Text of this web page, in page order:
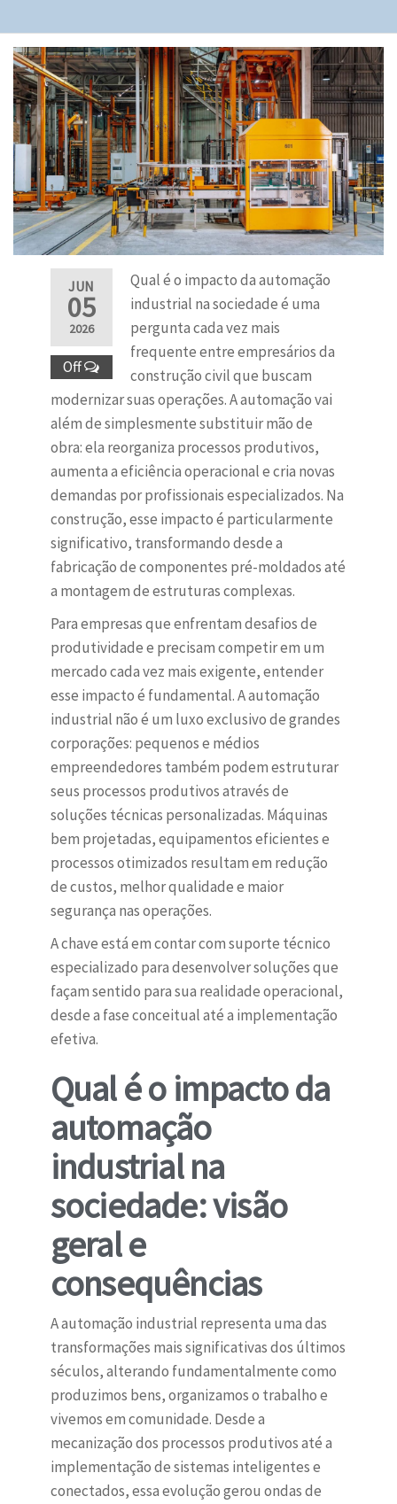
JUN
05
2026
Off
Qual é o impacto da automação
industrial na sociedade é uma
pergunta cada vez mais
frequente entre empresários da
construção civil que buscam
modernizar suas operações. A automação vai
além de simplesmente substituir mão de
obra: ela reorganiza processos produtivos,
aumenta a eficiência operacional e cria novas
demandas por profissionais especializados. Na
construção, esse impacto é particularmente
significativo, transformando desde a
fabricação de componentes pré-moldados até
a montagem de estruturas complexas.
Para empresas que enfrentam desafios de
produtividade e precisam competir em um
mercado cada vez mais exigente, entender
esse impacto é fundamental. A automação
industrial não é um luxo exclusivo de grandes
corporações: pequenos e médios
empreendedores também podem estruturar
seus processos produtivos através de
soluções técnicas personalizadas. Máquinas
bem projetadas, equipamentos eficientes e
processos otimizados resultam em redução
de custos, melhor qualidade e maior
segurança nas operações.
A chave está em contar com suporte técnico
especializado para desenvolver soluções que
façam sentido para sua realidade operacional,
desde a fase conceitual até a implementação
efetiva.
Qual é o impacto da
automação
industrial na
sociedade: visão
geral e
consequências
A automação industrial representa uma das
transformações mais significativas dos últimos
séculos, alterando fundamentalmente como
produzimos bens, organizamos o trabalho e
vivemos em comunidade. Desde a
mecanização dos processos produtivos até a
implementação de sistemas inteligentes e
conectados, essa evolução gerou ondas de